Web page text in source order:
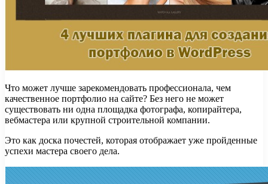
Что может лучше зарекомендовать профессионала, чем
качественное портфолио на сайте? Без него не может
существовать ни одна площадка фотографа, копирайтера,
вебмастера или крупной строительной компании.
Это как доска почестей, которая отображает уже пройденные
успехи мастера своего дела.